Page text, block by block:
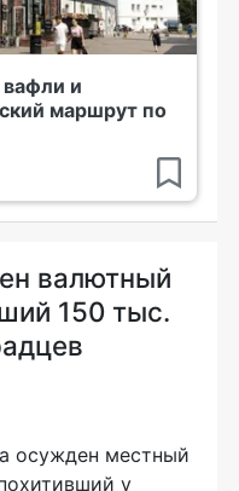
и
маршрут по
валютный
150 тыс.
осужден местный
у